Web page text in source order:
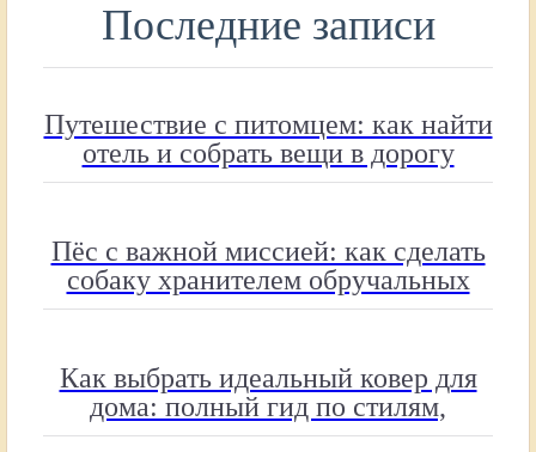
Последние записи
Путешествие с питомцем: как найти
отель и собрать вещи в дорогу
Пёс с важной миссией: как сделать
собаку хранителем обручальных
колец
Как выбрать идеальный ковер для
дома: полный гид по стилям,
материалам и размерам